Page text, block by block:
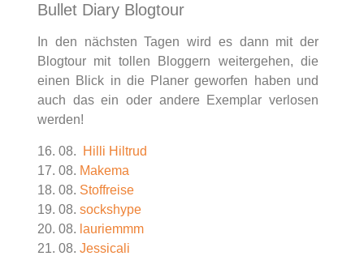
Bullet Diary Blogtour
In den nächsten Tagen wird es dann mit der
Blogtour mit tollen Bloggern weitergehen, die
einen Blick in die Planer geworfen haben und
auch das ein oder andere Exemplar verlosen
werden!
16. 08.
Hilli Hiltrud
17. 08. Makema
18. 08. Stoffreise
19. 08. sockshype
20. 08. lauriemmm
21. 08. Jessicali